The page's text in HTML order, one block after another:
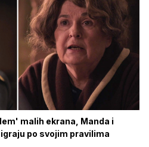
malih ekrana, Manda i
po svojim pravilima